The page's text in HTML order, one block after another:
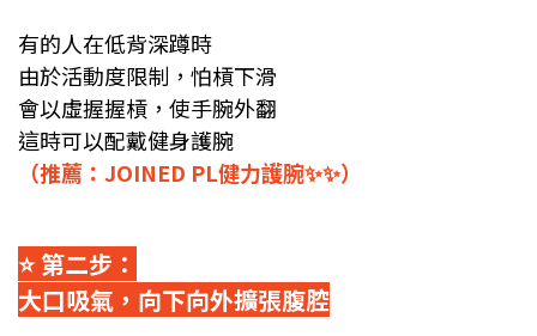
有的人在低背深蹲時
由於活動度限制，怕槓下滑
會以虛握握槓，使手腕外翻
這時可以配戴健身護腕
（推薦：JOINED PL健力護腕✨✨）
⭐️ 第二步：
大口吸氣，向下向外擴張腹腔